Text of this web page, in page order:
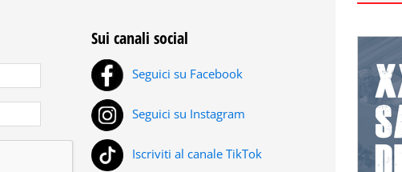
Sui canali social
Seguici su Facebook
Seguici su Instagram
Iscriviti al canale TikTok